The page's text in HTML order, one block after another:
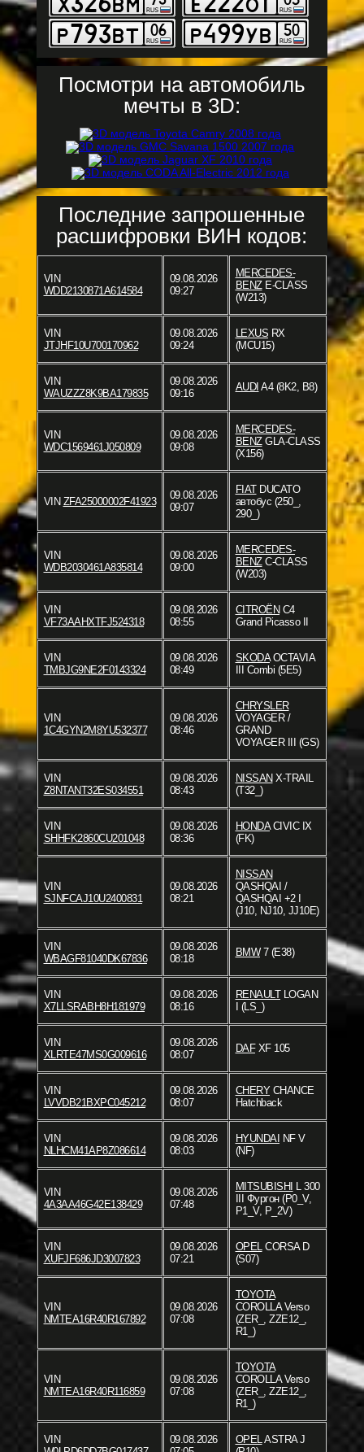
Посмотри на автомобиль
мечты в 3D:
Последние запрошенные
расшифровки ВИН кодов:
VIN
WDD2130871A614584
09.08.2026
09:27
MERCEDES-
BENZE-CLASS
(W213)
VIN
JTJHF10U700170962
09.08.2026
09:24
LEXUS RX
(MCU15)
VIN
WAUZZZ8K9BA179835
09.08.2026
09:16
AUDI A4 (8K2, B8)
VIN
WDC1569461J050809
09.08.2026
09:08
MERCEDES-
BENZGLA-CLASS
(X156)
VIN ZFA25000002F41923
09.08.2026
09:07
FIATDUCATO
автобус (250_,
290_)
VIN
WDB2030461A835814
09.08.2026
09:00
MERCEDES-
BENZC-CLASS
(W203)
VIN
VF73AAHXTFJ524318
09.08.2026
08:55
CITROËN C4
Grand Picasso II
VIN
TMBJG9NE2F0143324
09.08.2026
08:49
SKODAOCTAVIA
III Combi (5E5)
VIN
1C4GYN2M8YU532377
09.08.2026
08:46
CHRYSLER
VOYAGER /
GRAND
VOYAGER III (GS)
VIN
Z8NTANT32ES034551
09.08.2026
08:43
NISSAN X-TRAIL
(T32_)
VIN
SHHFK2860CU201048
09.08.2026
08:36
HONDACIVIC IX
(FK)
VIN
SJNFCAJ10U2400831
09.08.2026
08:21
NISSAN
QASHQAI /
QASHQAI +2 I
(J10, NJ10, JJ10E)
VIN
WBAGF81040DK67836
09.08.2026
08:18
BMW7 (E38)
VIN
X7LLSRABH8H181979
09.08.2026
08:16
RENAULTLOGAN
I (LS_)
VIN
XLRTE47MS0G009616
09.08.2026
08:07
DAFXF 105
VIN
LVVDB21BXPC045212
09.08.2026
08:07
CHERYCHANCE
Hatchback
VIN
NLHCM41AP8Z086614
09.08.2026
08:03
HYUNDAI NF V
(NF)
VIN
4A3AA46G42E138429
09.08.2026
07:48
MITSUBISHI L 300
III Фургон (P0_V,
P1_V, P_2V)
VIN
XUFJF686JD3007823
09.08.2026
07:21
OPELCORSA D
(S07)
VIN
NMTEA16R40R167892
09.08.2026
07:08
TOYOTA
COROLLA Verso
(ZER_, ZZE12_,
R1_)
VIN
NMTEA16R40R116859
09.08.2026
07:08
TOYOTA
COROLLA Verso
(ZER_, ZZE12_,
R1_)
VIN
09.08.2026
OPELASTRA J